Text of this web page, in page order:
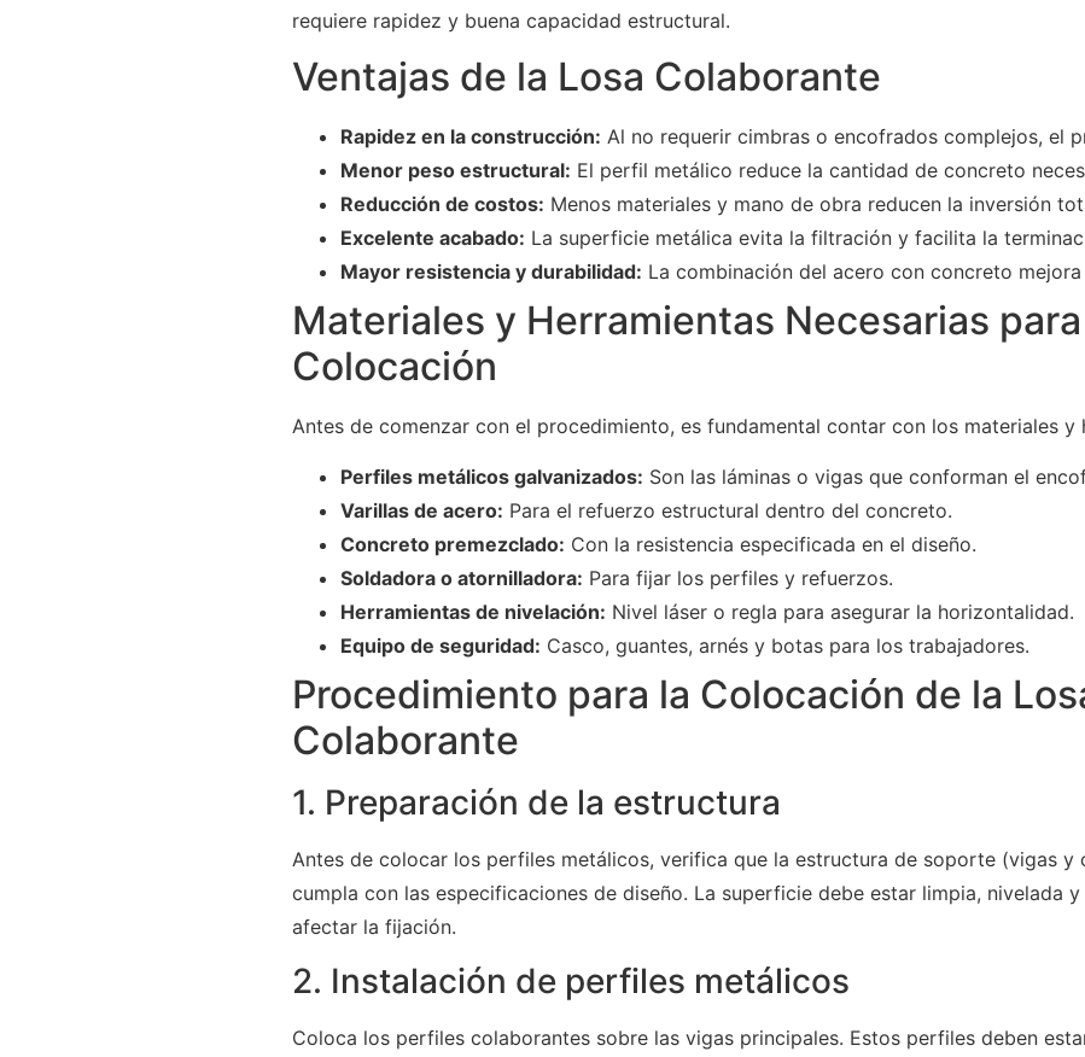
requiere rapidez y buena capacidad estructural.
Ventajas de la Losa Colaborante
Rapidez en la construcción: Al no requerir cimbras o encofrados complejos, el
Menor peso estructural: El perfil metálico reduce la cantidad de concreto
Reducción de costos: Menos materiales y mano de obra reducen la inversión
Excelente acabado: La superficie metálica evita la filtración y facilita la
Mayor resistencia y durabilidad: La combinación del acero con concreto
Materiales y Herramientas Necesarias
Colocación
Antes de comenzar con el procedimiento, es fundamental contar con los materiales y
Perfiles metálicos galvanizados: Son las láminas o vigas que conforman el
Varillas de acero: Para el refuerzo estructural dentro del concreto.
Concreto premezclado: Con la resistencia especificada en el diseño.
Soldadora o atornilladora: Para fijar los perfiles y refuerzos.
Herramientas de nivelación: Nivel láser o regla para asegurar la horizontalidad.
Equipo de seguridad: Casco, guantes, arnés y botas para los trabajadores.
Procedimiento para la Colocación de la
Colaborante
1. Preparación de la estructura
Antes de colocar los perfiles metálicos, verifica que la estructura de soporte (vigas y
cumpla con las especificaciones de diseño. La superficie debe estar limpia, nivelada
afectar la fijación.
2. Instalación de perfiles metálicos
Coloca los perfiles colaborantes sobre las vigas principales. Estos perfiles deben